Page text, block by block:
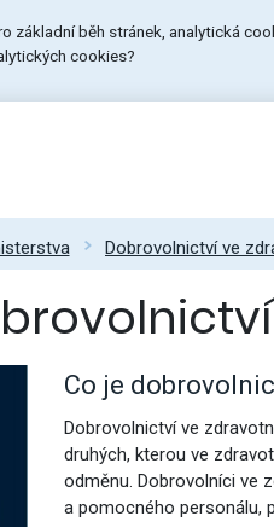
základní běh stránek, analytická
cookies?
Dobrovolnictví ve
Co je
Dobrovolnictví ve
druhých, kterou ve
odměnu. Dobrovolníci ve
a pomocného personálu,